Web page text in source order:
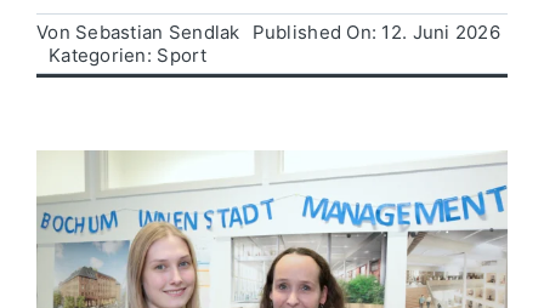
Von Sebastian Sendlak
Published On: 12. Juni 2026
Kategorien: Sport